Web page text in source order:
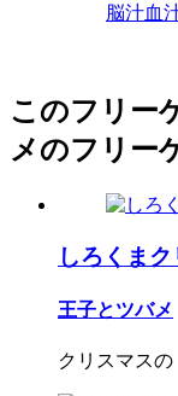
脳汁血
このフリー
メのフリー
しろくま
王子とツバメ
クリスマス